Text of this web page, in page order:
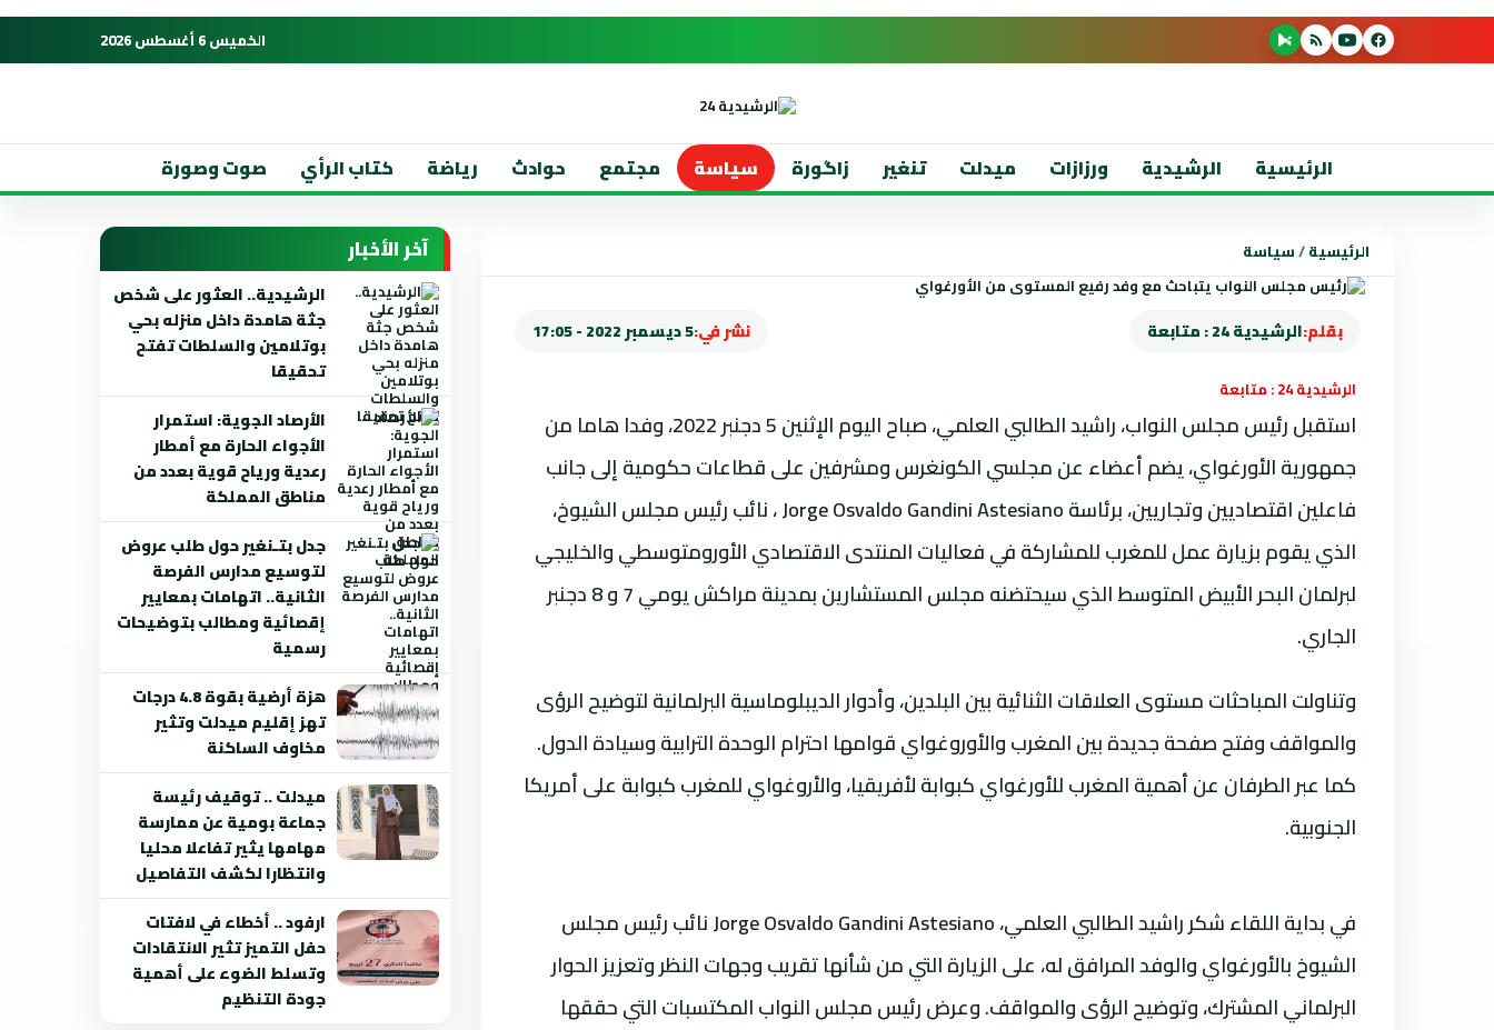
الخميس 6 أغسطس 2026
الرئيسية الرشيدية ورزازات ميدلت تنغير زاگورة سياسة مجتمع حوادث رياضة كتاب الرأي صوت وصورة
الرئيسية/سياسة
بقلم:الرشيدية 24 : متابعة نشر في:5 ديسمبر 2022 - 17:05
الرشيدية 24 : متابعة
استقبل رئيس مجلس النواب، راشيد الطالبي العلمي، صباح اليوم الإثنين 5 دجنبر 2022، وفدا هاما من
جمهورية الأورغواي، يضم أعضاء عن مجلسي الكونغرس ومشرفين على قطاعات حكومية إلى جانب
فاعلين اقتصاديين وتجاريين، برئاسة Jorge Osvaldo Gandini Astesiano ، نائب رئيس مجلس الشيوخ،
الذي يقوم بزيارة عمل للمغرب للمشاركة في فعاليات المنتدى الاقتصادي الأورومتوسطي والخليجي
لبرلمان البحر الأبيض المتوسط الذي سيحتضنه مجلس المستشارين بمدينة مراكش يومي 7 و 8 دجنبر
الجاري.
وتناولت المباحثات مستوى العلاقات الثنائية بين البلدين، وأدوار الديبلوماسية البرلمانية لتوضيح الرؤى
والمواقف وفتح صفحة جديدة بين المغرب والأوروغواي قوامها احترام الوحدة الترابية وسيادة الدول.
كما عبر الطرفان عن أهمية المغرب للأورغواي كبوابة لأفريقيا، والأروغواي للمغرب كبوابة على أمريكا
الجنوبية.
في بداية اللقاء شكر راشيد الطالبي العلمي، Jorge Osvaldo Gandini Astesiano نائب رئيس مجلس
الشيوخ بالأورغواي والوفد المرافق له، على الزيارة التي من شأنها تقريب وجهات النظر وتعزيز الحوار
البرلماني المشترك، وتوضيح الرؤى والمواقف. وعرض رئيس مجلس النواب المكتسبات التي حققها
آخر الأخبار
الرشيدية.. العثور على شخص
جثة هامدة داخل منزله بحي
بوتلامين والسلطات تفتح
تحقيقا
الأرصاد الجوية: استمرار
الأجواء الحارة مع أمطار
رعدية ورياح قوية بعدد من
مناطق المملكة
جدل بتـنغير حول طلب عروض
لتوسيع مدارس الفرصة
الثانية.. اتهامات بمعايير
إقصائية ومطالب بتوضيحات
رسمية
هزة أرضية بقوة 4.8 درجات
تهز إقليم ميدلت وتثير
مخاوف الساكنة
ميدلت .. توقيف رئيسة
جماعة بومية عن ممارسة
مهامها يثير تفاعلا محليا
وانتظارا لكشف التفاصيل
ارفود .. أخطاء في لافتات
حفل التميز تثير الانتقادات
وتسلط الضوء على أهمية
جودة التنظيم